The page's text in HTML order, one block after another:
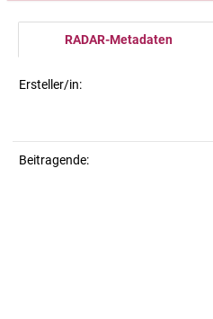
RADAR-Metadaten
Ersteller/in:
Beitragende: